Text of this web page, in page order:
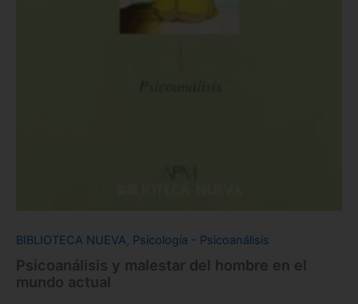
BIBLIOTECA NUEVA Psicología - Psicoanálisis
Psicoanálisis y malestar del hombre en el
mundo actual